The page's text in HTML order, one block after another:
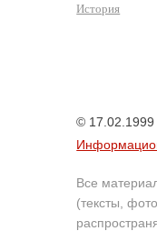
История
©
Все
(тексты,